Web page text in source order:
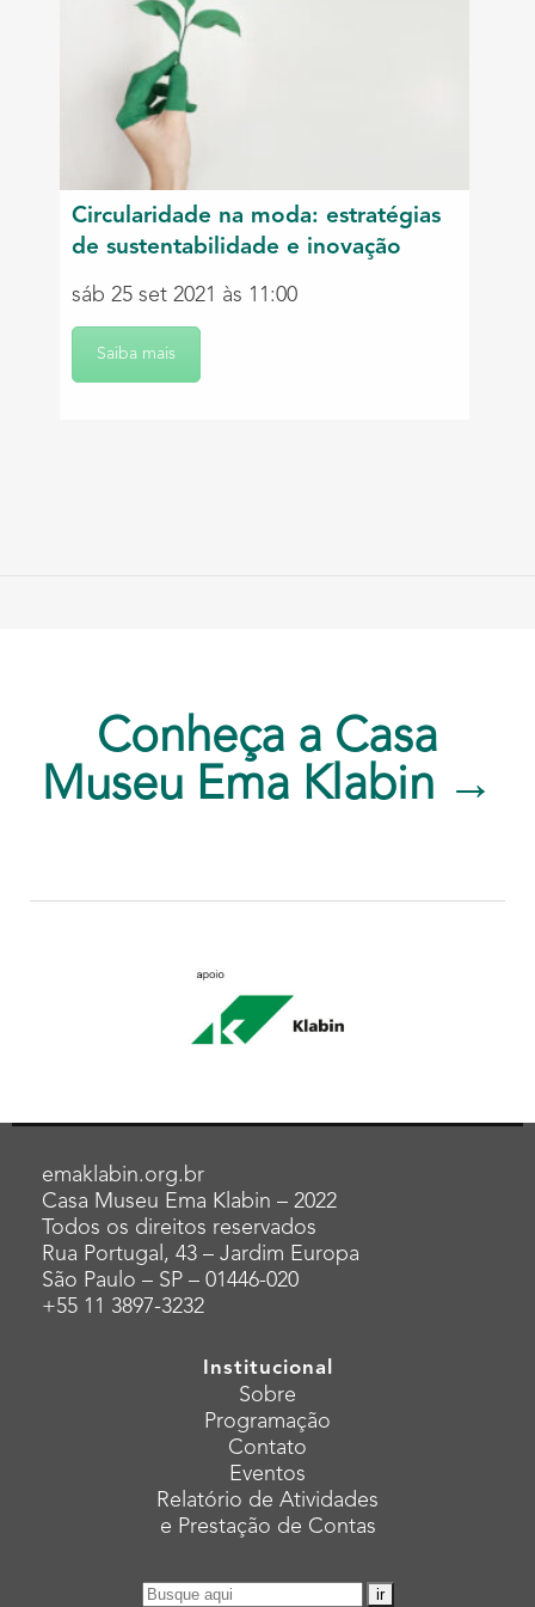
Circularidade na moda: estratégias
de sustentabilidade e inovação
sáb 25 set 2021 às 11:00
Saiba mais
Conheça a Casa
Museu Ema Klabin →
emaklabin.org.br
Casa Museu Ema Klabin – 2022
Todos os direitos reservados
Rua Portugal, 43 – Jardim Europa
São Paulo – SP – 01446-020
+55 11 3897-3232
Institucional
Sobre
Programação
Contato
Eventos
Relatório de Atividades
e Prestação de Contas
Pesquisar